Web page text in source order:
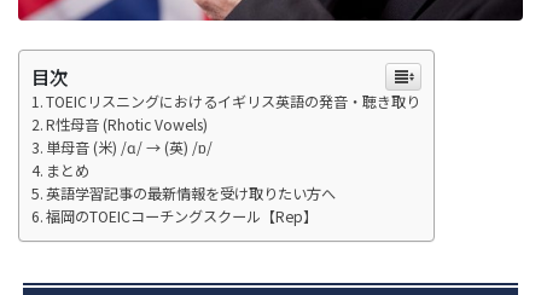
目次
TOEICリスニングにおけるイギリス英語の発音・聴き取り
R性母音 (Rhotic Vowels)
単母音 (米) /ɑ/ → (英) /ɒ/
まとめ
英語学習記事の最新情報を受け取りたい方へ
福岡のTOEICコーチングスクール【Rep】